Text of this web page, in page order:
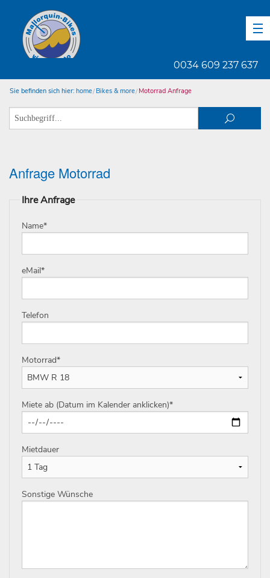
0034 609 237 637
Sie befinden sich hier: home Bikes & more Motorrad Anfrage
Anfrage Motorrad
Ihre Anfrage
Name*
eMail*
Telefon
Motorrad*
Miete ab (Datum im Kalender anklicken)*
Mietdauer
Sonstige Wünsche